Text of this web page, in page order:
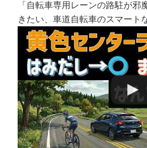
「自転車専用レーンの路駐が邪
きたい、車道自転車のスマート